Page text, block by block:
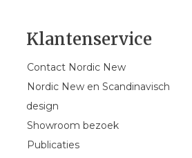
Klantenservice
Contact Nordic New
Nordic New en Scandinavisch
design
Showroom bezoek
Publicaties